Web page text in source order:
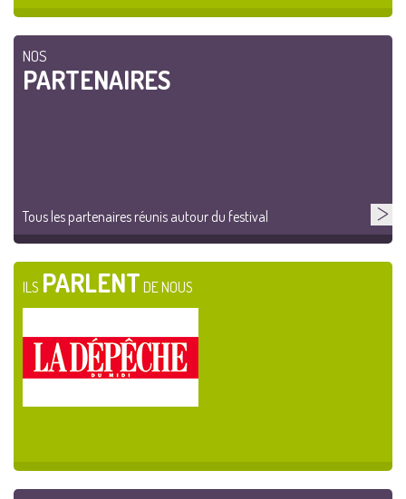
NOS
PARTENAIRES
Tous les partenaires réunis autour du festival
ILS PARLENT DE NOUS